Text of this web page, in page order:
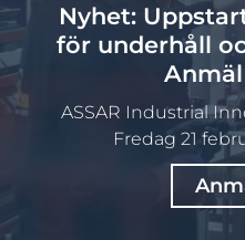
Nyhet:
för underhåll
ASSAR Industrial
Fredag 21